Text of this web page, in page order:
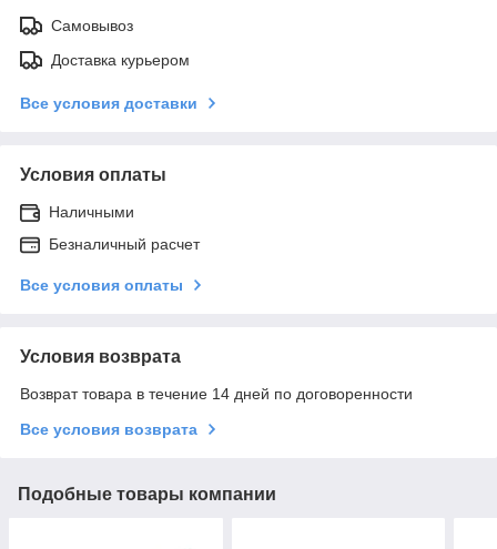
Самовывоз
Доставка курьером
Все условия доставки
Условия оплаты
Наличными
Безналичный расчет
Все условия оплаты
Условия возврата
Возврат товара в течение 14 дней по договоренности
Все условия возврата
Подобные товары компании